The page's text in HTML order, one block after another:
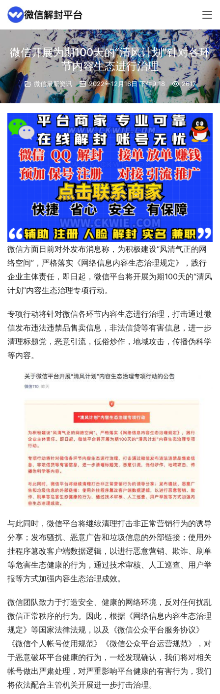
微信开展为期100天的“清风计划”针对各环
节内容生态进行治理
微信最新资讯 2022年12月16日 下午9:18 2617
微信方面日前对外发布消息称，为积极建设“风清气正的网
络空间”，严格落实《网络信息内容生态治理规定》，践行
企业主体责任，即日起，微信平台将开展为期100天的“清风
计划”内容生态治理专项行动。
专项行动将针对微信各环节内容生态进行治理，打击通过微
信发布违法违禁品售卖信息，非法信贷等有害信息，进一步
清理标题党，恶意引流，低俗炒作，地域攻击，传播伪科学
等内容。
与此同时，微信平台将继续清理打击非正常营销行为的诱导
分享；发布骚扰、恶意广告和垃圾信息的外部链接；使用外
挂程序篡改客户端数据逻辑，以进行恶意营销、欺诈、刷单
等危害生态健康的行为，通过技术审核、人工巡查、用户举
报等方式加强内容生态治理成效。
微信团队致力于打造安全、健康的网络环境，反对任何扰乱
微信正常秩序的行为。因此，根据《网络信息内容生态治理
规定》等国家法律法规，以及《微信公众平台服务协议》
《微信个人帐号使用规范》《微信公众平台运营规范》，对
于恶意破坏平台健康的行为，一经发现确认，我们将对相关
帐号做出严肃处理，对严重影响平台健康的有害行为，我们
将依法配合主管机关开展进一步打击治理。